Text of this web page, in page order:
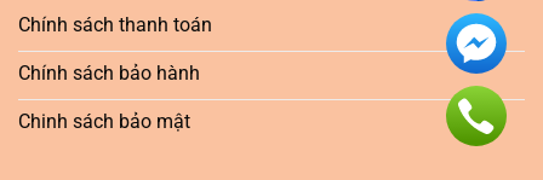
Chính sách thanh toán
Chính sách bảo hành
Chinh sách bảo mật